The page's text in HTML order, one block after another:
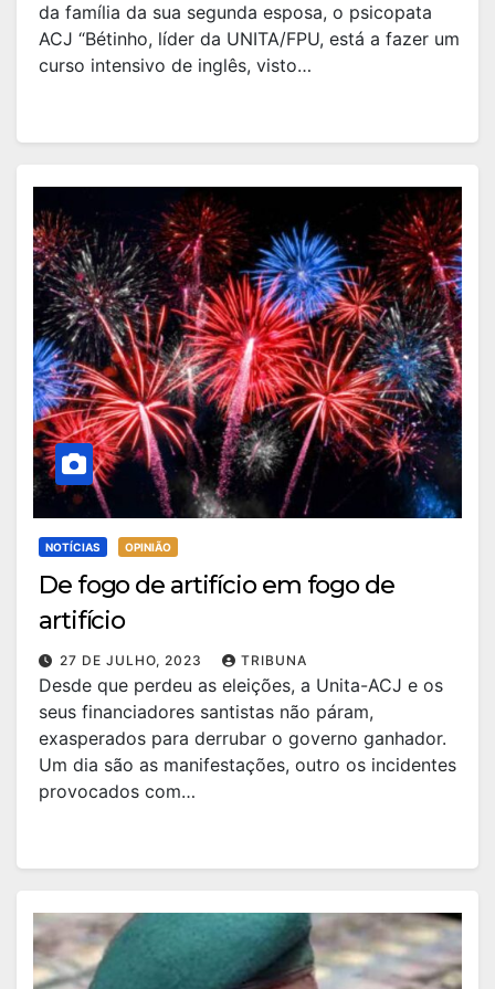
da família da sua segunda esposa, o psicopata
ACJ “Bétinho, líder da UNITA/FPU, está a fazer um
curso intensivo de inglês, visto…
NOTÍCIAS OPINIÃO
De fogo de artifício em fogo de
artifício
27 DE JULHO, 2023 TRIBUNA
Desde que perdeu as eleições, a Unita-ACJ e os
seus financiadores santistas não páram,
exasperados para derrubar o governo ganhador.
Um dia são as manifestações, outro os incidentes
provocados com…